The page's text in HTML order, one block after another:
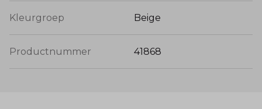
Kleurgroep Beige
Productnummer 41868